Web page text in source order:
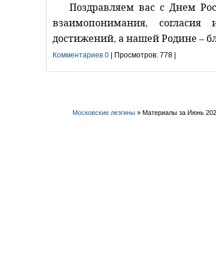
Поздравляем вас с Днем
взаимопонимания,
достижений, а нашей Родине –
Комментариев 0 | Просмотров: 778 |
Московские лезгины » Материалы за Июнь